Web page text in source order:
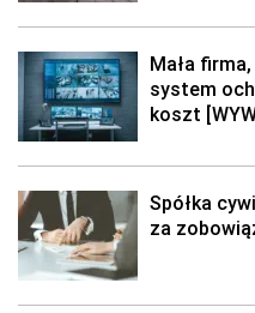
Mała
system
koszt
Spółka
za